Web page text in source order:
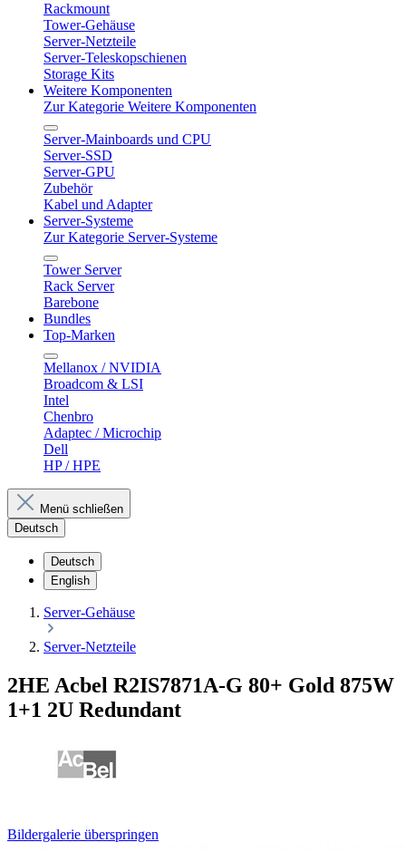
Rackmount
Tower-Gehäuse
Server-Netzteile
Server-Teleskopschienen
Storage Kits
Weitere Komponenten
Zur Kategorie Weitere Komponenten
Server-Mainboards und CPU
Server-SSD
Server-GPU
Zubehör
Kabel und Adapter
Server-Systeme
Zur Kategorie Server-Systeme
Tower Server
Rack Server
Barebone
Bundles
Top-Marken
Mellanox / NVIDIA
Broadcom & LSI
Intel
Chenbro
Adaptec / Microchip
Dell
HP / HPE
Menü schließen
Deutsch
Deutsch
English
Server-Gehäuse
Server-Netzteile
2HE Acbel R2IS7871A-G 80+ Gold 875W
1+1 2U Redundant
Bildergalerie überspringen